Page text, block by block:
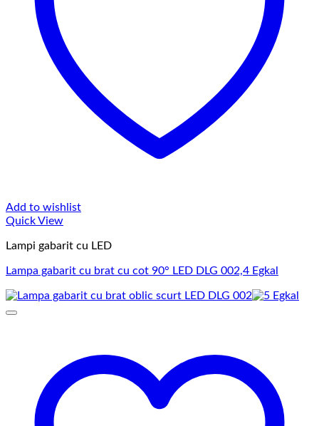
Add to wishlist
Quick View
Lampi gabarit cu LED
Lampa gabarit cu brat cu cot 90° LED DLG 002,4 Egkal